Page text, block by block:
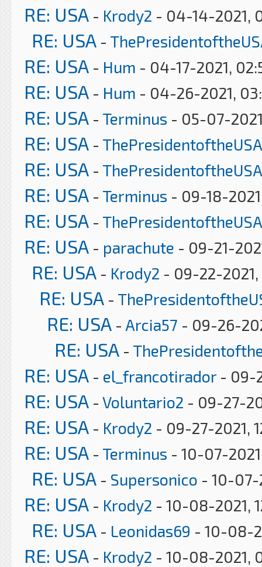
RE: USA - Krody2 - 04-14-2021,
RE: USA -
RE: USA - Hum - 04-17-2021,
RE: USA - Hum - 04-26-2021,
RE: USA - Terminus - 05-07-
RE: USA - ThePresidentoftheUSA
RE: USA - ThePresidentoftheUSA
RE: USA - Terminus - 09-18-
RE: USA - ThePresidentoftheUSA
RE: USA - parachute - 09-21-
RE: USA - Krody2 - 09-22-2021,
RE: USA -
RE: USA - Arcia57 - 09-26-
RE: USA -
RE: USA - el_francotirador- 09-
RE: USA - Voluntario2 - 09-27-
RE: USA - Krody2 - 09-27-2021,
RE: USA - Terminus - 10-07-
RE: USA - Supersonico - 10-07-
RE: USA - Krody2 - 10-08-2021,
RE: USA - Leonidas69 - 10-08-
RE: USA - Krody2 - 10-08-2021,